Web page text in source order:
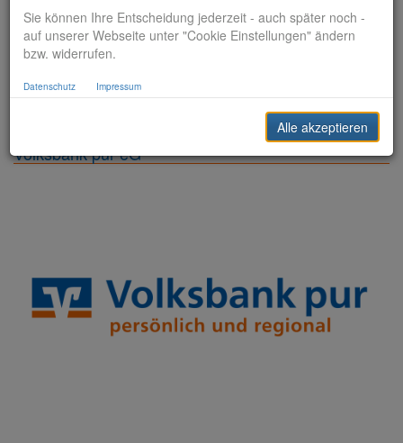
Produktionsbank
Sonstiges
Volksbank pur eG
Sie können Ihre Entscheidung jederzeit - auch später noch -
auf unserer Webseite unter "Cookie Einstellungen" ändern
bzw. widerrufen.
Datenschutz Impressum
Alle akzeptieren